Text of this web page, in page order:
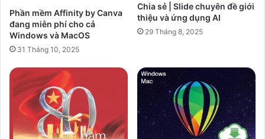
Phần mềm Affinity by Canva
đang miễn phí cho cả
Windows và MacOS
31 Tháng 10, 2025
Chia sẻ | Slide chuyên đề giới
thiệu và ứng dụng AI
29 Tháng 8, 2025